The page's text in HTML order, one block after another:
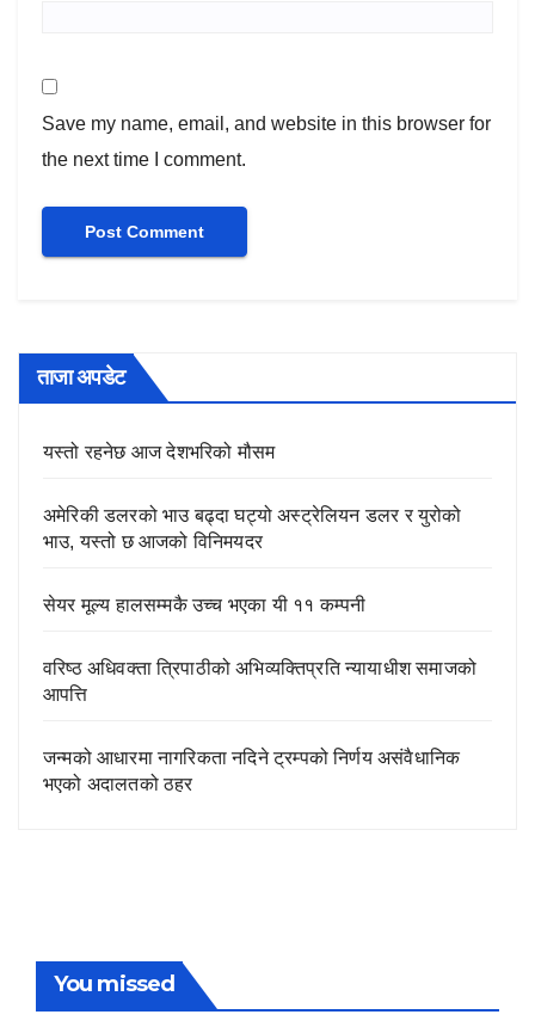
Save my name, email, and website in this browser for
the next time I comment.
ताजा अपडेट
यस्तो रहनेछ आज देशभरिको मौसम
अमेरिकी डलरको भाउ बढ्दा घट्यो अस्ट्रेलियन डलर र युरोको
भाउ, यस्तो छ आजको विनिमयदर
सेयर मूल्य हालसम्मकै उच्च भएका यी ११ कम्पनी
वरिष्ठ अधिवक्ता त्रिपाठीको अभिव्यक्तिप्रति न्यायाधीश समाजको
आपत्ति
जन्मको आधारमा नागरिकता नदिने ट्रम्पको निर्णय असंवैधानिक
भएको अदालतको ठहर
You missed